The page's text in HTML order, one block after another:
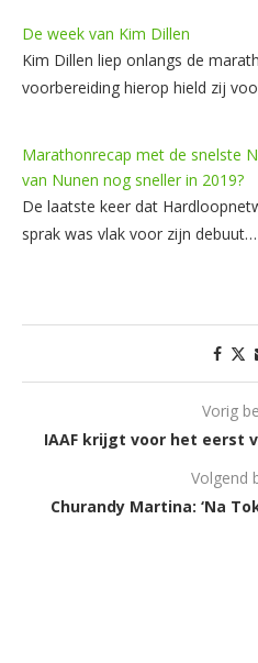
De week van Kim Dillen
Kim Dillen liep onlangs de
voorbereiding hierop hield zij
Marathonrecap met de snelste
van Nunen nog sneller in 2019?
De laatste keer dat
sprak was vlak voor zijn debuut…
Vorig
IAAF krijgt voor het eerst
Volgend
Churandy Martina: ‘Na